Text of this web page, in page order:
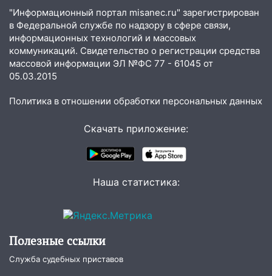
06:00 Под Ульяновском при развороте
пострадал 38-летний водитель
иномарки
05:00
«Каждая пятая женщина и каждый
второй мужчина в мире сталкиваются с
быть вызвано облысение и как с этим
Гороскоп на 7 августа: пятница
принесет прилив творческой энергии и
отличные шансы исправить старые
Прогноз погоды на 7 августа в
посвящённый Дню воздушного флота
"Информационный портал misanec.ru" зарегистрирован
в Федеральной службе по надзору в сфере связи,
информационных технологий и массовых
коммуникаций. Свидетельство о регистрации средства
массовой информации ЭЛ №ФС 77 - 61045 от
05.03.2015
Политика в отношении обработки персональных данных
Скачать приложение:
Наша статистика:
Полезные ссылки
Служба судебных приставов